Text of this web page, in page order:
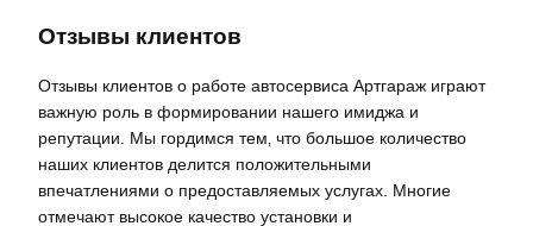
Отзывы клиентов
Отзывы клиентов о работе автосервиса Артгараж играют
важную роль в формировании нашего имиджа и
репутации. Мы гордимся тем‚ что большое количество
наших клиентов делится положительными
впечатлениями о предоставляемых услугах. Многие
отмечают высокое качество установки и